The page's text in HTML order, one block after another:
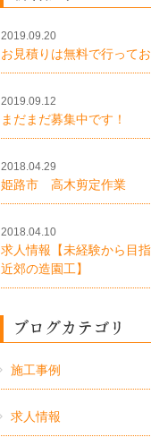
2019.09.20
お見積りは無料で行ってお
2019.09.12
まだまだ募集中です！
2018.04.29
姫路市 高木剪定作業
2018.04.10
求人情報【未経験から目
近郊の造園工】
ブログカテゴリ
施工事例
求人情報